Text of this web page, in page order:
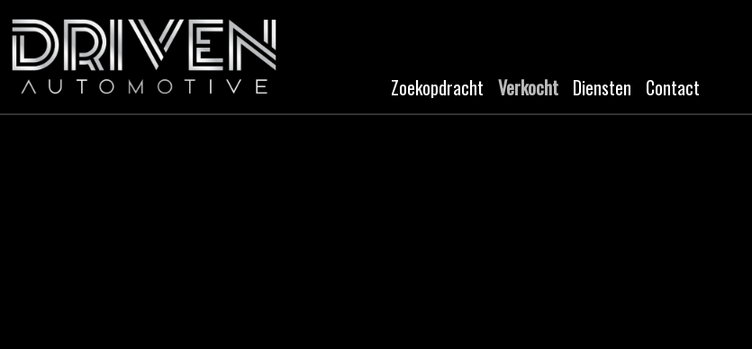
Zoekopdracht Verkocht Diensten Contact